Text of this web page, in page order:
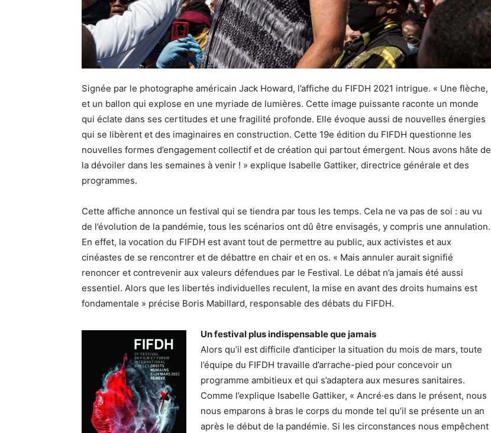
Signée par le photographe américain Jack Howard, l’affiche du FIFDH 2021 intrigue. « Une flèche,
et un ballon qui explose en une myriade de lumières. Cette image puissante raconte un monde
qui éclate dans ses certitudes et une fragilité profonde. Elle évoque aussi de nouvelles énergies
qui se libèrent et des imaginaires en construction. Cette 19e édition du FIFDH questionne les
nouvelles formes d’engagement collectif et de création qui partout émergent. Nous avons hâte de
la dévoiler dans les semaines à venir ! » explique Isabelle Gattiker, directrice générale et des
programmes.
Cette affiche annonce un festival qui se tiendra par tous les temps. Cela ne va pas de soi : au vu
de l’évolution de la pandémie, tous les scénarios ont dû être envisagés, y compris une annulation.
En effet, la vocation du FIFDH est avant tout de permettre au public, aux activistes et aux
cinéastes de se rencontrer et de débattre en chair et en os. « Mais annuler aurait signifié
renoncer et contrevenir aux valeurs défendues par le Festival. Le débat n’a jamais été aussi
essentiel. Alors que les libertés individuelles reculent, la mise en avant des droits humains est
fondamentale » précise Boris Mabillard, responsable des débats du FIFDH.
Un festival plus indispensable que jamais
Alors qu’il est difficile d’anticiper la situation du mois de mars, toute
l’équipe du FIFDH travaille d’arrache-pied pour concevoir un
programme ambitieux et qui s’adaptera aux mesures sanitaires.
Comme l’explique Isabelle Gattiker, « Ancré·es dans le présent, nous
nous emparons à bras le corps du monde tel qu’il se présente un an
après le début de la pandémie. Si les circonstances nous empêchent